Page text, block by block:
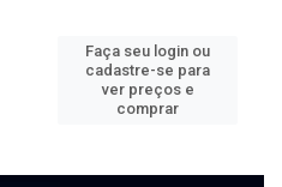
Faça seu login ou
cadastre-se para
ver preços e
comprar